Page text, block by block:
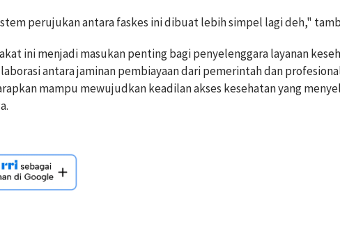
perujukan antara faskes ini dibuat lebih simpel lagi deh,"
ini menjadi masukan penting bagi penyelenggara layanan
antara jaminan pembiayaan dari pemerintah dan
mampu mewujudkan keadilan akses kesehatan yang